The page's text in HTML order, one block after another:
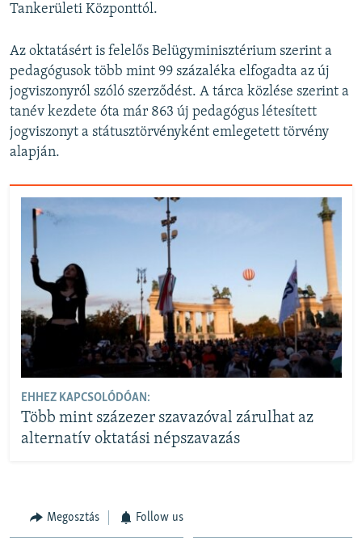
Tankerületi Központtól.
Az oktatásért is felelős Belügyminisztérium szerint a
pedagógusok több mint 99 százaléka elfogadta az új
jogviszonyról szóló szerződést. A tárca közlése szerint a
tanév kezdete óta már 863 új pedagógus létesített
jogviszonyt a státusztörvényként emlegetett törvény
alapján.
EHHEZ KAPCSOLÓDÓAN:
Több mint százezer szavazóval zárulhat az
alternatív oktatási népszavazás
Megosztás Follow us